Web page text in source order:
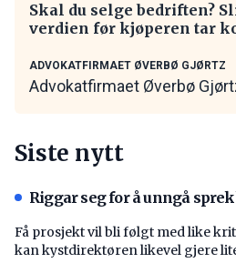
Skal du selge bedriften?
verdien før kjøperen tar
ADVOKATFIRMAET ØVERBØ GJØRTZ
Advokatfirmaet Øverbø
Siste nytt
Riggar seg for å unngå
Få prosjekt vil bli følgt med like
kan kystdirektøren likevel gjere